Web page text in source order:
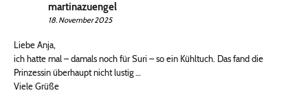
martinazuengel
18. November 2025
Liebe Anja,
ich hatte mal – damals noch für Suri – so ein Kühltuch. Das fand die
Prinzessin überhaupt nicht lustig …
Viele Grüße